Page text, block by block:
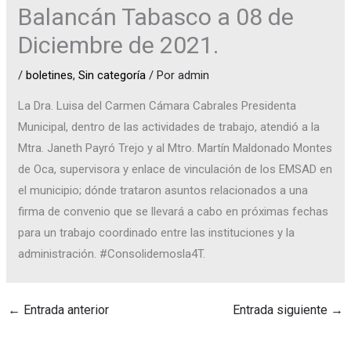
Balancán Tabasco a 08 de
Diciembre de 2021.
/ boletines,Sin categoría / Poradmin
La Dra. Luisa del Carmen Cámara Cabrales Presidenta
Municipal, dentro de las actividades de trabajo, atendió a la
Mtra. Janeth Payró Trejo y al Mtro. Martín Maldonado Montes
de Oca, supervisora y enlace de vinculación de los EMSAD en
el municipio; dónde trataron asuntos relacionados a una
firma de convenio que se llevará a cabo en próximas fechas
para un trabajo coordinado entre las instituciones y la
administración. #Consolidemosla4T.
← Entrada anterior Entrada siguiente →